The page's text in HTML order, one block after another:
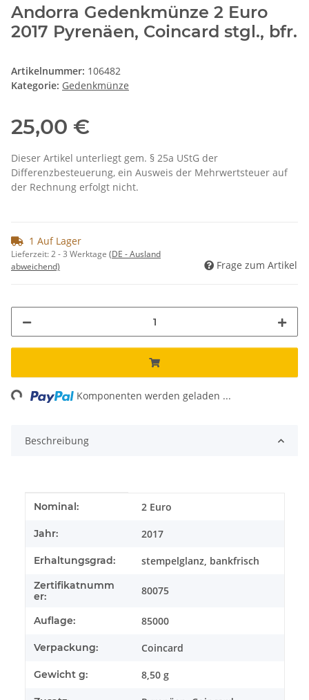
Andorra Gedenkmünze 2 Euro
2017 Pyrenäen, Coincard stgl., bfr.
Artikelnummer: 106482
Kategorie: Gedenkmünze
25,00 €
Dieser Artikel unterliegt gem. § 25a UStG der
Differenzbesteuerung, ein Ausweis der Mehrwertsteuer auf
der Rechnung erfolgt nicht.
1 Auf Lager
Lieferzeit:2 - 3 Werktage (DE - Ausland
abweichend)
Frage zum Artikel
Komponenten werden geladen ...
Beschreibung
Produkteigenschaft
Wert
Nominal: 2 Euro
Jahr: 2017
Erhaltungsgrad: stempelglanz, bankfrisch
Zertifikatnumm
er:
80075
Auflage: 85000
Verpackung: Coincard
Gewicht g: 8,50 g